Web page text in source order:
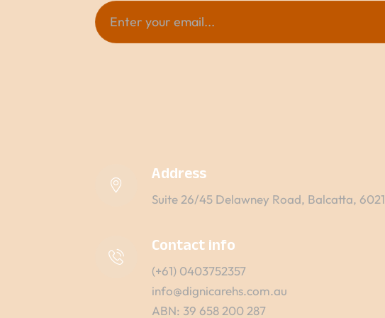
Address
Suite 26/45 Delawney Road, Balcatta, 6021
Contact info
(+61) 0403752357
info@dignicarehs.com.au
ABN: 39 658 200 287